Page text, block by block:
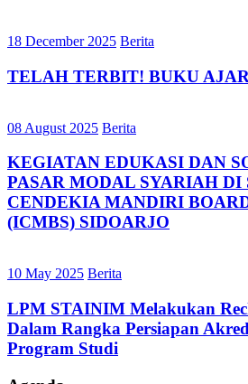
18 December 2025 Berita
TELAH TERBIT! BUKU
08 August 2025 Berita
KEGIATAN EDUKASI DAN
PASAR MODAL SYARIAH
CENDEKIA MANDIRI
(ICMBS) SIDOARJO
10 May 2025 Berita
LPM STAINIM Melakukan
Dalam Rangka Persiapan
Program Studi